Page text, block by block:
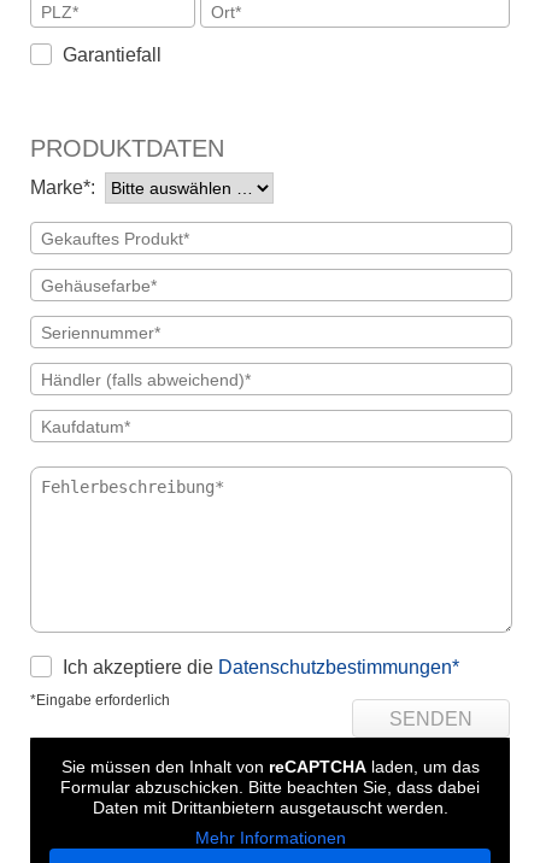
Garantiefall
PRODUKTDATEN
Marke*:
Ich akzeptiere die Datenschutzbestimmungen*
*Eingabe erforderlich
Sie müssen den Inhalt von reCAPTCHAladen, um das
Formular abzuschicken. Bitte beachten Sie, dass dabei
Daten mit Drittanbietern ausgetauscht werden.
Mehr Informationen